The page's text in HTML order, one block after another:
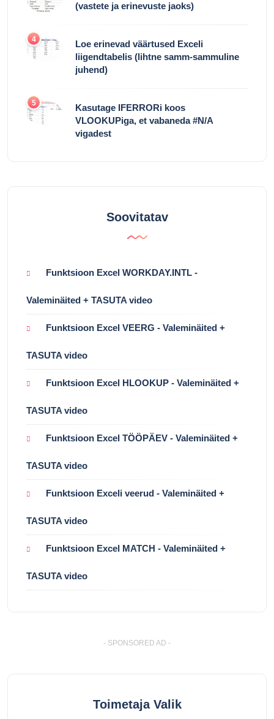
(vastete ja erinevuste jaoks)
4
Loe erinevad väärtused Exceli
liigendtabelis (lihtne samm-sammuline
juhend)
5
Kasutage IFERRORi koos
VLOOKUPiga, et vabaneda #N/A
vigadest
Soovitatav
Funktsioon Excel WORKDAY.INTL -
Valeminäited + TASUTA video
Funktsioon Excel VEERG - Valeminäited +
TASUTA video
Funktsioon Excel HLOOKUP - Valeminäited +
TASUTA video
Funktsioon Excel TÖÖPÄEV - Valeminäited +
TASUTA video
Funktsioon Exceli veerud - Valeminäited +
TASUTA video
Funktsioon Excel MATCH - Valeminäited +
TASUTA video
- SPONSORED AD -
Toimetaja Valik